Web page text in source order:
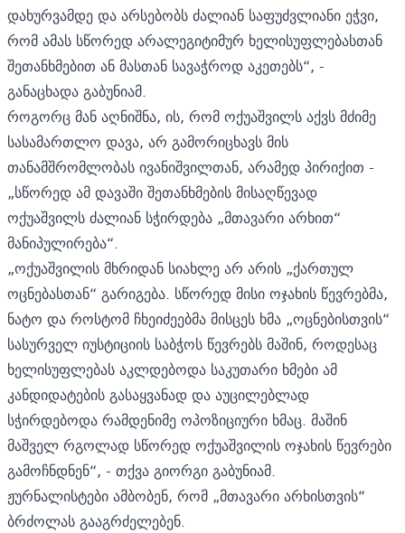
დახურვამდე და არსებობს ძალიან საფუძვლიანი ეჭვი,
რომ ამას სწორედ არალეგიტიმურ ხელისუფლებასთან
შეთანხმებით ან მასთან სავაჭროდ აკეთებს“, -
განაცხადა გაბუნიამ.
როგორც მან აღნიშნა, ის, რომ ოქუაშვილს აქვს მძიმე
სასამართლო დავა, არ გამორიცხავს მის
თანამშრომლობას ივანიშვილთან, არამედ პირიქით -
„სწორედ ამ დავაში შეთანხმების მისაღწევად
ოქუაშვილს ძალიან სჭირდება „მთავარი არხით“
მანიპულირება“.
„ოქუაშვილის მხრიდან სიახლე არ არის „ქართულ
ოცნებასთან“ გარიგება. სწორედ მისი ოჯახის წევრებმა,
ნატო და როსტომ ჩხეიძეებმა მისცეს ხმა „ოცნებისთვის“
სასურველ იუსტიციის საბჭოს წევრებს მაშინ, როდესაც
ხელისუფლებას აკლდებოდა საკუთარი ხმები ამ
კანდიდატების გასაყვანად და აუცილებლად
სჭირდებოდა რამდენიმე ოპოზიციური ხმაც. მაშინ
მაშველ რგოლად სწორედ ოქუაშვილის ოჯახის წევრები
გამოჩნდნენ“, - თქვა გიორგი გაბუნიამ.
ჟურნალისტები ამბობენ, რომ „მთავარი არხისთვის“
ბრძოლას გააგრძელებენ.